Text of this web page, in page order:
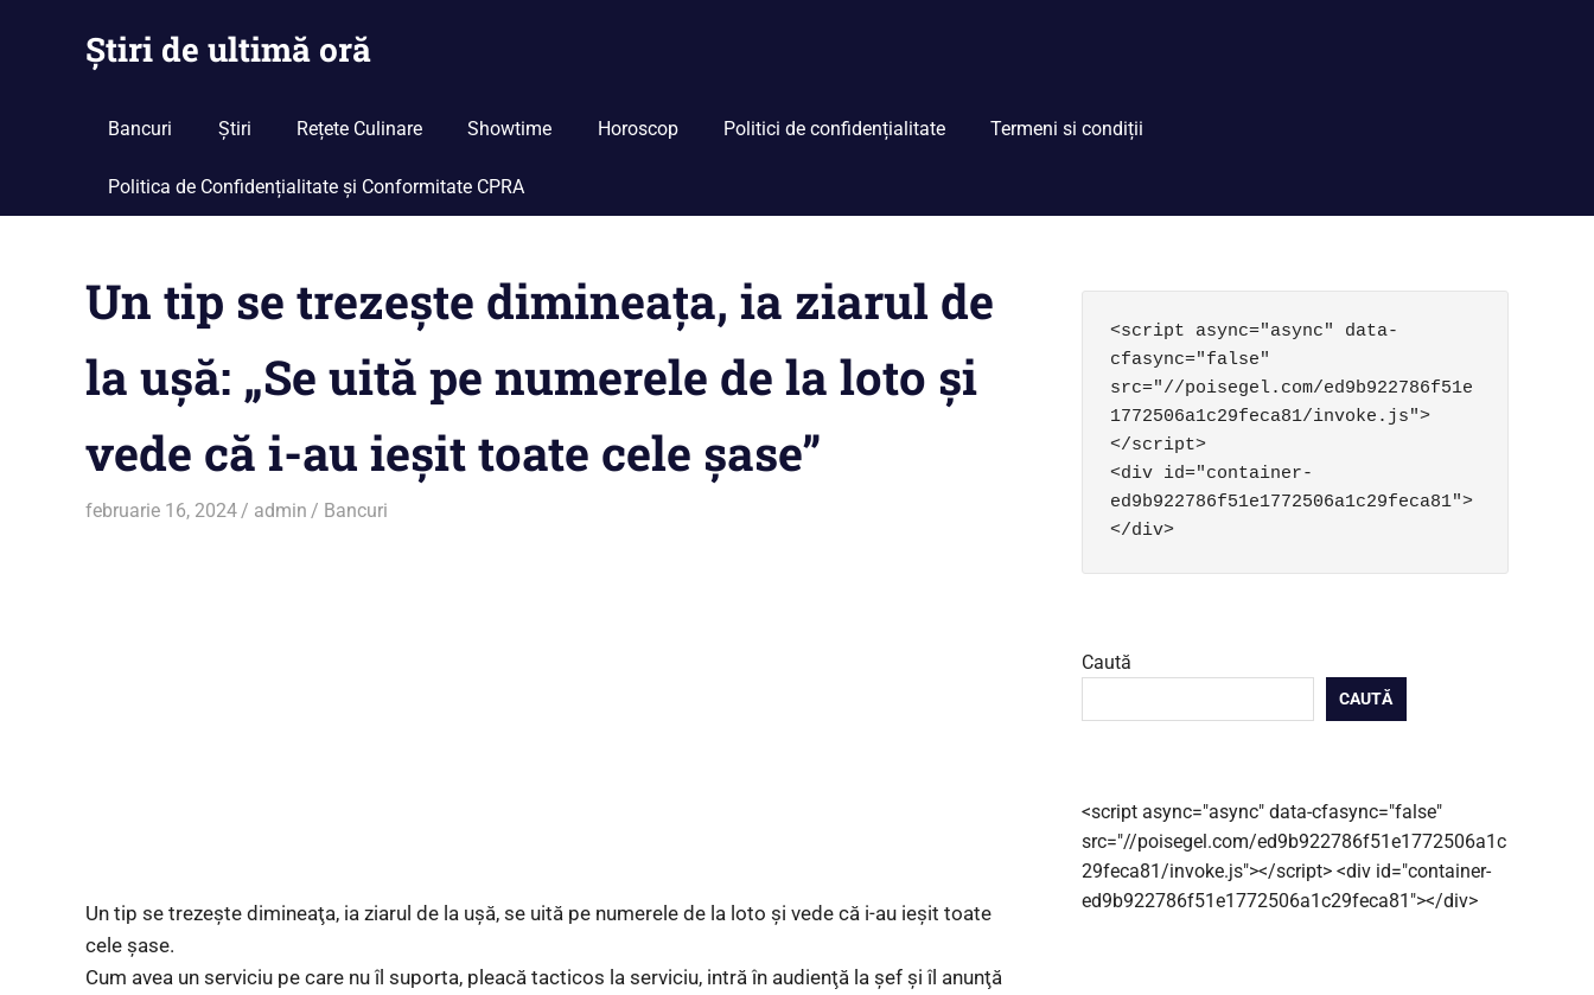
Știri de ultimă oră
curent
Bancuri Știri Rețete Culinare Showtime Horoscop Politici de confidențialitate Termeni si condiții
Politica de Confidențialitate și Conformitate CPRA
Un tip se trezeşte dimineaţa, ia ziarul de
la uşă: „Se uită pe numerele de la loto şi
vede că i-au ieşit toate cele şase”
februarie 16, 2024 admin Bancuri
Un tip se trezeşte dimineaţa, ia ziarul de la uşă, se uită pe numerele de la loto şi vede că i-au ieşit toate
cele şase.
Cum avea un serviciu pe care nu îl suporta, pleacă tacticos la serviciu, intră în audienţă la şef şi îl anunţă
<script async="async" data-
cfasync="false"
src="//poisegel.com/ed9b922786f51e
1772506a1c29feca81/invoke.js">
</script>
<div id="container-
ed9b922786f51e1772506a1c29feca81">
</div>
Caută
CAUTĂ
<script async="async" data-cfasync="false"
src="//poisegel.com/ed9b922786f51e1772506a1c
29feca81/invoke.js"></script> <div id="container-
ed9b922786f51e1772506a1c29feca81"></div>